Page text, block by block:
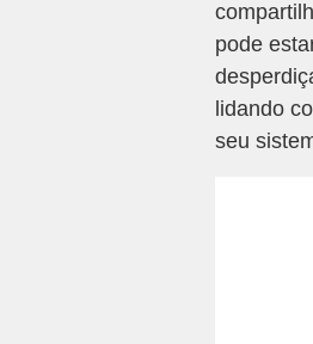
pode
lidando
seu